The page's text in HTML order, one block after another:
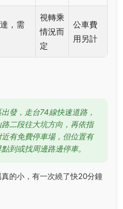
，需
視轉乘
情況而
定
公車費
用另計
發，走台74線快速道路，
二段往大坑方向，再依指
有免費停車場，但位置有
到或找周邊路邊停車。
的小，有一次繞了快20分鐘